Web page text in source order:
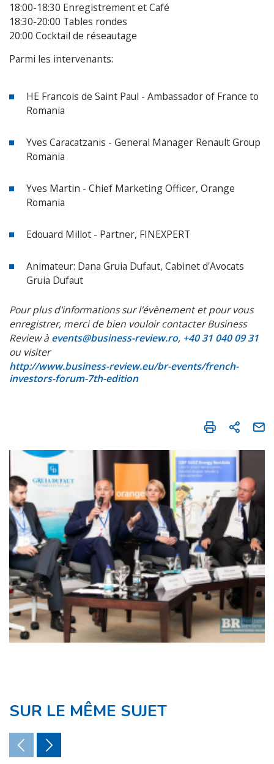
18:00-18:30 Enregistrement et Café
18:30-20:00 Tables rondes
20:00 Cocktail de réseautage
Parmi les intervenants:
HE Francois de Saint Paul - Ambassador of France to
Romania
Yves Caracatzanis - General Manager Renault Group
Romania
Yves Martin - Chief Marketing Officer, Orange
Romania
Edouard Millot - Partner, FINEXPERT
Animateur: Dana Gruia Dufaut, Cabinet d'Avocats
Gruia Dufaut
Pour plus d'informations sur l'évènement et pour vous
enregistrer, merci de bien vouloir contacter Business
Review à events@business-review.ro, +40 31 040 09 31
ou visiter
http://www.business-review.eu/br-events/french-
investors-forum-7th-edition
SUR LE MÊME SUJET